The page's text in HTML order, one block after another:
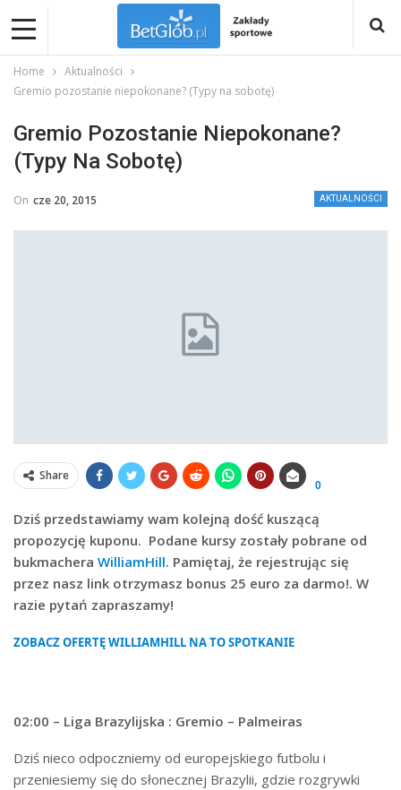
Home
Aktualności
Gremio pozostanie niepokonane? (Typy na sobotę)
Gremio Pozostanie Niepokonane?
(Typy Na Sobotę)
AKTUALNOŚCI
On cze 20, 2015
Share
0
Dziś przedstawiamy wam kolejną dość kuszącą
propozycję kuponu. Podane kursy zostały pobrane od
bukmachera WilliamHill. Pamiętaj, że rejestrując się
przez nasz link otrzymasz bonus 25 euro za darmo!. W
razie pytań zapraszamy!
ZOBACZ OFERTĘ WILLIAMHILL NA TO SPOTKANIE
02:00 – Liga Brazylijska : Gremio – Palmeiras
Dziś nieco odpoczniemy od europejskiego futbolu i
przeniesiemy się do słonecznej Brazylii, gdzie rozgrywki